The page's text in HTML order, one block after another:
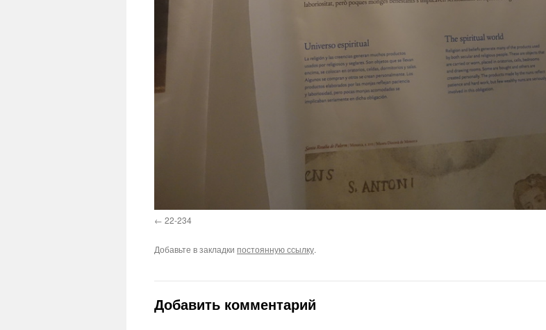
22-234
Добавьте в закладки постоянную ссылку.
Добавить комментарий